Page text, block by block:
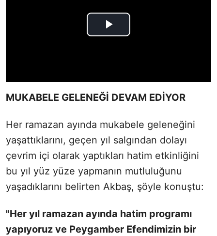
MUKABELE GELENEĞİ DEVAM EDİYOR
Her ramazan ayında mukabele geleneğini
yaşattıklarını, geçen yıl salgından dolayı
çevrim içi olarak yaptıkları hatim etkinliğini
bu yıl yüz yüze yapmanın mutluluğunu
yaşadıklarını belirten Akbaş, şöyle konuştu:
"Her yıl ramazan ayında hatim programı
yapıyoruz ve Peygamber Efendimizin bir